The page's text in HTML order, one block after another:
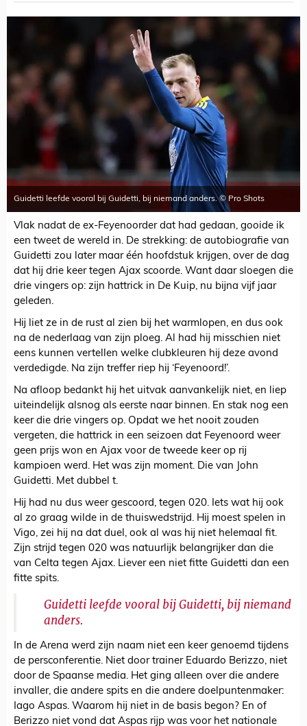
Guidetti leefde vooral bij Guidetti, bij niemand anders. © Pro Shots
Vlak nadat de ex-Feyenoorder dat had gedaan, gooide ik
een tweet de wereld in. De strekking: de autobiografie van
Guidetti zou later maar één hoofdstuk krijgen, over de dag
dat hij drie keer tegen Ajax scoorde. Want daar sloegen die
drie vingers op: zijn hattrick in De Kuip, nu bijna vijf jaar
geleden.
Hij liet ze in de rust al zien bij het warmlopen, en dus ook
na de nederlaag van zijn ploeg. Al had hij misschien niet
eens kunnen vertellen welke clubkleuren hij deze avond
verdedigde. Na zijn treffer riep hij ‘Feyenoord!’.
Na afloop bedankt hij het uitvak aanvankelijk niet, en liep
uiteindelijk alsnog als eerste naar binnen. En stak nog een
keer die drie vingers op. Opdat we het nooit zouden
vergeten, die hattrick in een seizoen dat Feyenoord weer
geen prijs won en Ajax voor de tweede keer op rij
kampioen werd. Het was zijn moment. Die van John
Guidetti. Met dubbel t.
Hij had nu dus weer gescoord, tegen 020. Iets wat hij ook
al zo graag wilde in de thuiswedstrijd. Hij moest spelen in
Vigo, zei hij na dat duel, ook al was hij niet helemaal fit.
Zijn strijd tegen 020 was natuurlijk belangrijker dan die
van Celta tegen Ajax. Liever een niet fitte Guidetti dan een
fitte spits.
Guidetti leefde vooral bij Guidetti, bij niemand
anders.
In de Arena werd zijn naam niet een keer genoemd tijdens
de persconferentie. Niet door trainer Eduardo Berizzo, niet
door de Spaanse media. Het ging alleen over die andere
invaller, die andere spits en die andere doelpuntenmaker:
Iago Aspas. Waarom hij niet in de basis begon? En of
Berizzo niet vond dat Aspas rijp was voor het nationale